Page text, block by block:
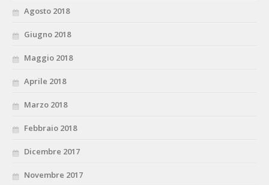
Agosto 2018
Giugno 2018
Maggio 2018
Aprile 2018
Marzo 2018
Febbraio 2018
Dicembre 2017
Novembre 2017